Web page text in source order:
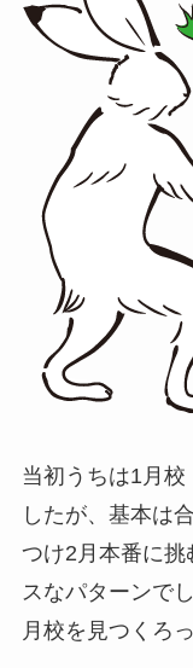
当初うちは1月校
したが、基本は
つけ2月本番に挑
スなパターンで
月校を見つくろ